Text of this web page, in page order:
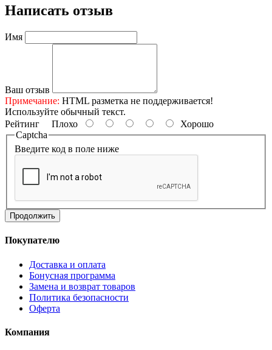
Написать отзыв
Имя
Ваш отзыв
Примечание: HTML разметка не поддерживается!
Используйте обычный текст.
Рейтинг Плохо
Хорошо
Captcha
Введите код в поле ниже
Продолжить
Покупателю
Доставка и оплата
Бонусная программа
Замена и возврат товаров
Политика безопасности
Оферта
Компания